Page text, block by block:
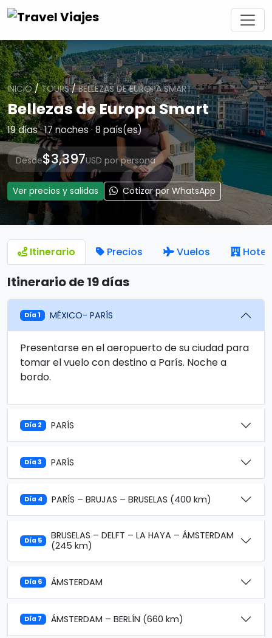
INICIO/TOURS/BELLEZAS DE EUROPA SMART
Bellezas de Europa Smart
19 días · 17 noches · 8 país(es)
Desde$3,397USD por persona
Ver precios y salidas Cotizar por WhatsApp
Itinerario Precios Vuelos
Itinerario de 19 días
Día 1 MÉXICO- PARÍS
Presentarse en el aeropuerto de su ciudad para
tomar el vuelo con destino a París. Noche a
bordo.
Día 2 PARÍS
Día 3 PARÍS
Día 4 PARÍS – BRUJAS – BRUSELAS (400 km)
Día 5
BRUSELAS – DELFT – LA HAYA – ÁMSTERDAM
(245 km)
Día 6 ÁMSTERDAM
Día 7 ÁMSTERDAM – BERLÍN (660 km)